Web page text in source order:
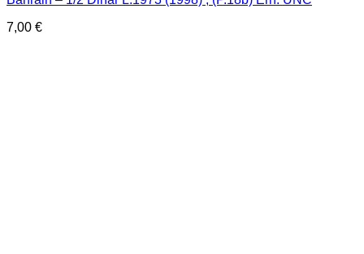
7,00 €